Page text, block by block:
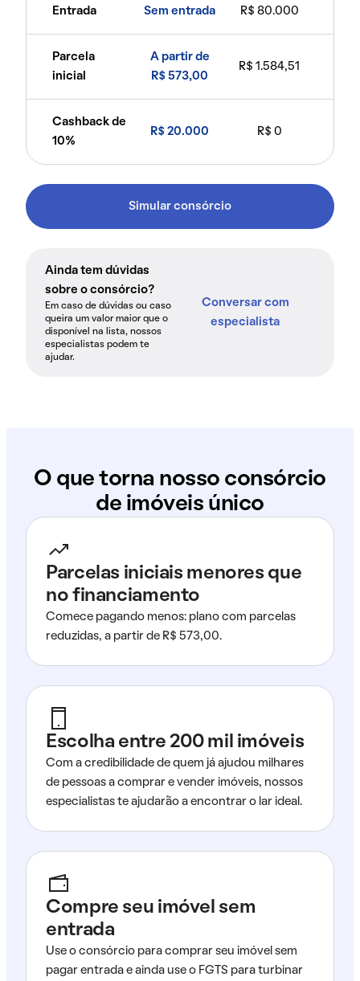
Entrada Sem entrada R$ 80.000
Parcela
inicial
A partir de
R$ 573,00
R$ 1.584,51
Cashback de
10%
R$ 20.000 R$ 0
Simular consórcio
Ainda tem dúvidas
sobre o consórcio?
Em caso de dúvidas ou caso
queira um valor maior que o
disponível na lista, nossos
especialistas podem te
ajudar.
Conversar com
especialista
O que torna nosso consórcio
de imóveis único
Parcelas iniciais menores que
no financiamento
Comece pagando menos: plano com parcelas
reduzidas, a partir de R$ 573,00.
Escolha entre 200 mil imóveis
Com a credibilidade de quem já ajudou milhares
de pessoas a comprar e vender imóveis, nossos
especialistas te ajudarão a encontrar o lar ideal.
Compre seu imóvel sem
entrada
Use o consórcio para comprar seu imóvel sem
pagar entrada e ainda use o FGTS para turbinar